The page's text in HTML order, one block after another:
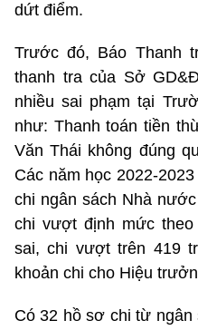
dứt điểm.
Trước đó, Báo Thanh
thanh tra của Sở
nhiều sai phạm tại
như: Thanh toán tiền
Văn Thái không đúng
Các năm học 2022-
chi ngân sách Nhà
chi vượt định mức
sai, chi vượt trên 419
khoản chi cho Hiệu
Có 32 hồ sơ chi từ